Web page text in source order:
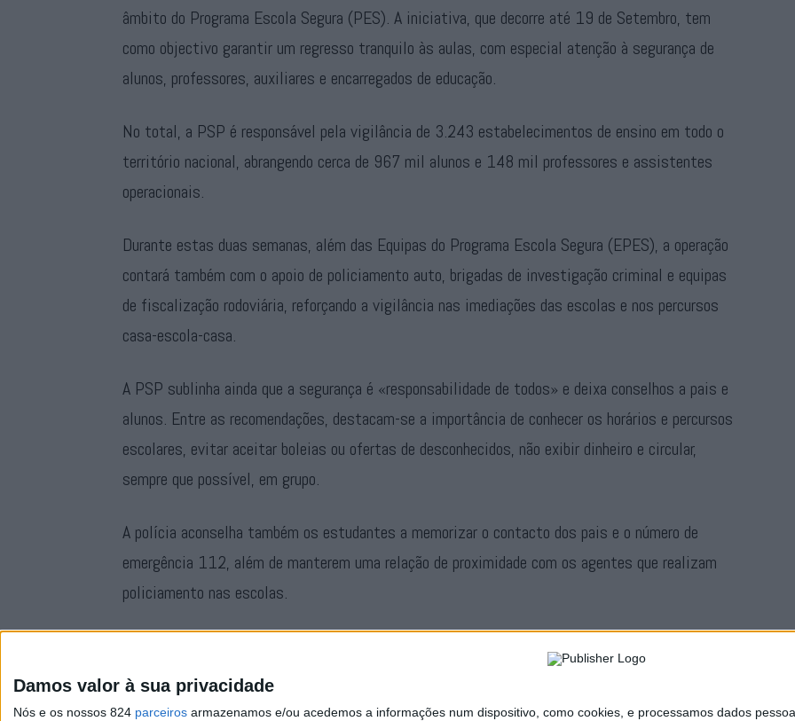
Damos valor à sua privacidade
Nós e os nossos 824 parceiros armazenamos e/ou acedemos a informações num dispositivo, como cookies, e processamos dados
âmbito do Programa Escola Segura (PES). A iniciativa, que decorre até 19 de Setembro, tem
como objectivo garantir um regresso tranquilo às aulas, com especial atenção à segurança de
alunos, professores, auxiliares e encarregados de educação.
No total, a PSP é responsável pela vigilância de 3.243 estabelecimentos de ensino em todo o
território nacional, abrangendo cerca de 967 mil alunos e 148 mil professores e assistentes
operacionais.
Durante estas duas semanas, além das Equipas do Programa Escola Segura (EPES), a operação
contará também com o apoio de policiamento auto, brigadas de investigação criminal e equipas
de fiscalização rodoviária, reforçando a vigilância nas imediações das escolas e nos percursos
casa-escola-casa.
A PSP sublinha ainda que a segurança é «responsabilidade de todos» e deixa conselhos a pais e
alunos. Entre as recomendações, destacam-se a importância de conhecer os horários e percursos
escolares, evitar aceitar boleias ou ofertas de desconhecidos, não exibir dinheiro e circular,
sempre que possível, em grupo.
A polícia aconselha também os estudantes a memorizar o contacto dos pais e o número de
emergência 112, além de manterem uma relação de proximidade com os agentes que realizam
policiamento nas escolas.
da comunidade escolar, promovendo um início de ano lectivo mais seguro para todos.